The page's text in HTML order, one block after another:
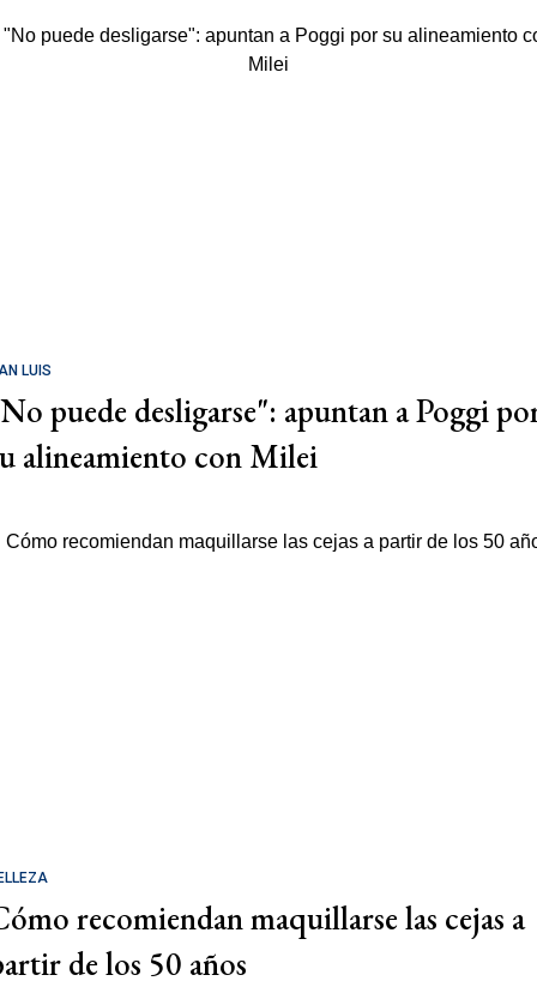
LUIS
puede desligarse": apuntan a Poggi
alineamiento con Milei
recomiendan maquillarse las cejas a
de los 50 años